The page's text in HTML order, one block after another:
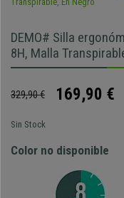
DEMO# Silla
8H, Malla
329,90 € 169,90 €
Sin Stock
Color no disponible